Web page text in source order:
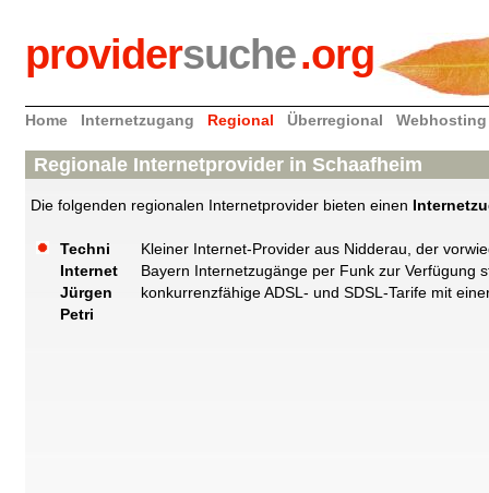
providersuche.org
Home Internetzugang Regional Überregional Webhosting
Regionale Internetprovider in Schaafheim
Die folgenden regionalen Internetprovider bieten einen
Techni
Internet
Jürgen
Petri
Kleiner Internet-Provider aus Nidderau, der
Bayern Internetzugänge per Funk zur Verfügung
konkurrenzfähige ADSL- und SDSL-Tarife mit